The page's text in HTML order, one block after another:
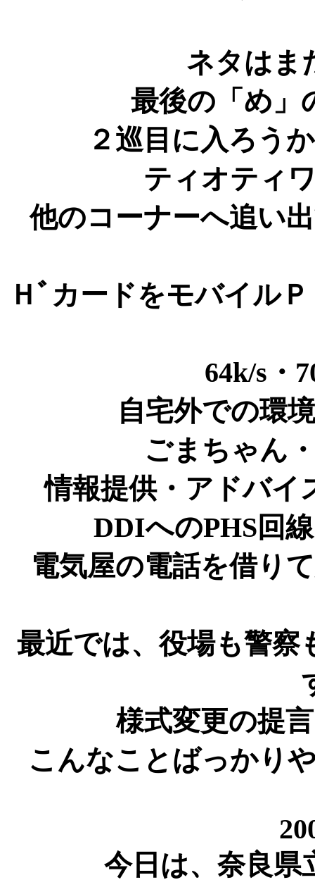
ネタはま
最後の「め」
２巡目に入ろう
ティオティ
他のコーナーへ追い
Ｈﾞカードをモバイル
64k/s・
自宅外での環
ごまちゃん
情報提供・アドバイ
DDIへのPHS回
電気屋の電話を借り
最近では、役場も警察
様式変更の提
こんなことばっかり
今日は、奈良県